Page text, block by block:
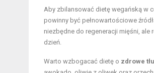
Aby zbilansować dietę wegańską w
powinny być pełnowartościowe
niezbędne do regeneracji mięśni,
dzień.
Warto wzbogacać dietę o zdrowe